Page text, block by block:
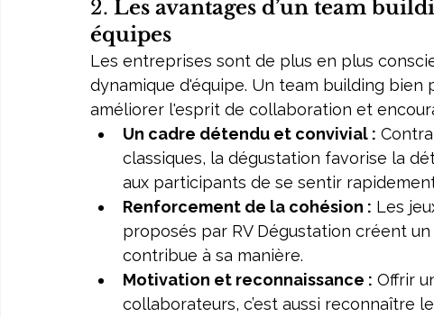
2. Les avantages d’un team
équipes
Les entreprises sont de plus en plus
dynamique d'équipe. Un team building
améliorer l'esprit de collaboration et
Un cadre détendu et convivial :
classiques, la dégustation favorise la
aux participants de se sentir rapidement
Renforcement de la cohésion : Les
proposés par RV Dégustation créent
contribue à sa manière.
Motivation et reconnaissance : Offrir
collaborateurs, c’est aussi reconnaître